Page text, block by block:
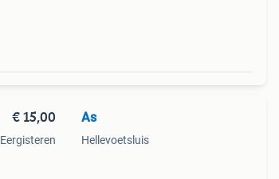
€ 15,00
Eergisteren
As
Hellevoetsluis